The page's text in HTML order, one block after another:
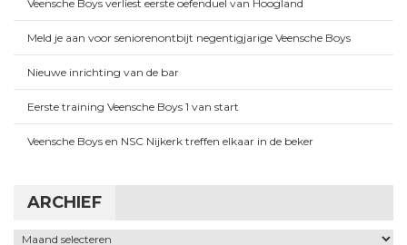
Veensche Boys verliest eerste oefenduel van Hoogland
Meld je aan voor seniorenontbijt negentigjarige Veensche Boys
Nieuwe inrichting van de bar
Eerste training Veensche Boys 1 van start
Veensche Boys en NSC Nijkerk treffen elkaar in de beker
ARCHIEF
Archief